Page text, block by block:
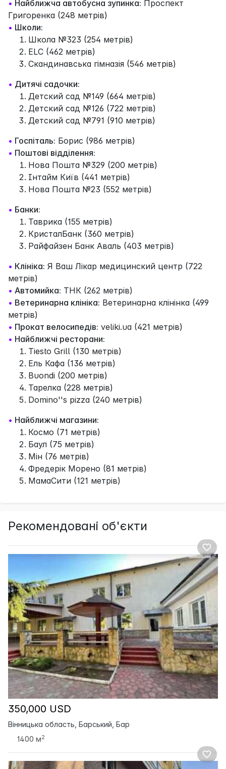
• Найближча автобусна зупинка: Проспект
Григоренка (248 метрів)
• Школи:
Школа №323 (254 метрів)
ELC (462 метрів)
Скандинавська гімназія (546 метрів)
• Дитячі садочки:
Детский сад №149 (664 метрів)
Детский сад №126 (722 метрів)
Детский сад №791 (910 метрів)
• Госпіталь: Борис (986 метрів)
• Поштові відділення:
Нова Пошта №329 (200 метрів)
Інтайм Київ (441 метрів)
Нова Пошта №23 (552 метрів)
• Банки:
Таврика (155 метрів)
КристалБанк (360 метрів)
Райфайзен Банк Аваль (403 метрів)
• Клініка: Я Ваш Лікар медицинский центр (722
метрів)
• Автомийка: ТНК (262 метрів)
• Ветеринарна клініка: Ветеринарна клінінка (499
метрів)
• Прокат велосипедів: veliki.ua (421 метрів)
• Найближчі ресторани:
Tiesto Grill (130 метрів)
Ель Кафа (136 метрів)
Buondi (200 метрів)
Тарелка (228 метрів)
Domino''s pizza (240 метрів)
• Найближчі магазини:
Космо (71 метрів)
Баул (75 метрів)
Мін (76 метрів)
Фредерік Морено (81 метрів)
МамаСити (121 метрів)
Рекомендовані об'єкти
350,000 USD
Вінницька область, Барський, Бар
1400 м2